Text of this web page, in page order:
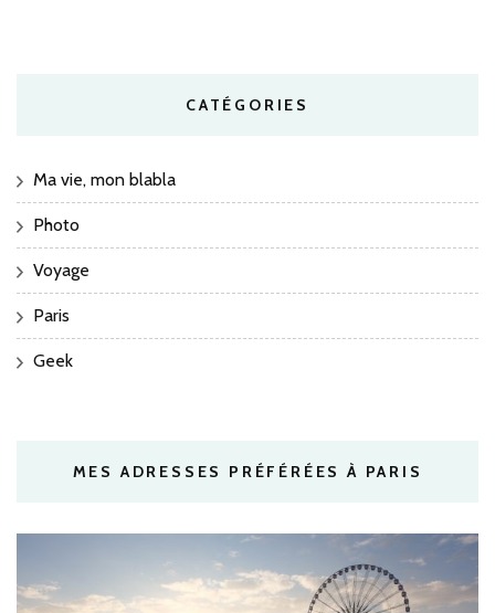
CATÉGORIES
Ma vie, mon blabla
Photo
Voyage
Paris
Geek
MES ADRESSES PRÉFÉRÉES À PARIS